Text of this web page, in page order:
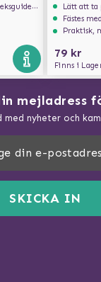
få rätt storlek
Lätt att ta
Fästes med
Praktisk,
79 kr
Finns i
mejladress
nyheter och
SKICKA IN
roligare